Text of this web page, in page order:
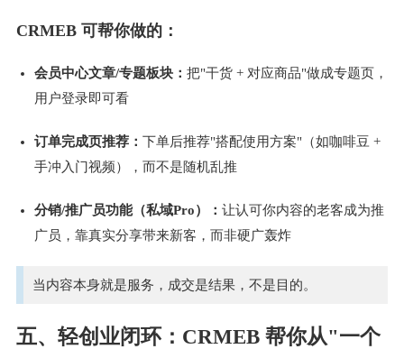
CRMEB 可帮你做的：
会员中心文章/专题板块： 把"干货 + 对应商品"做成专题页，
用户登录即可看
订单完成页推荐： 下单后推荐"搭配使用方案"（如咖啡豆 +
手冲入门视频），而不是随机乱推
分销/推广员功能（私域Pro）： 让认可你内容的老客成为推
广员，靠真实分享带来新客，而非硬广轰炸
当内容本身就是服务，成交是结果，不是目的。
五、轻创业闭环：CRMEB 帮你从"一个